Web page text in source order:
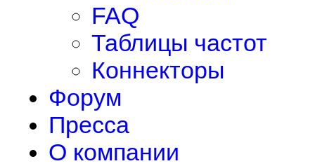
FAQ
Таблицы частот
Коннекторы
Форум
Пресса
О компании